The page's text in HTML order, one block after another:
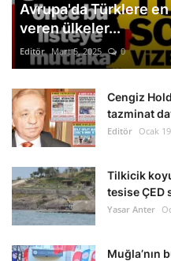
Avrupa'da Türklere
veren ülkeler...
Editör Mart 5, 2025 0
Cengiz
tazminat
Editör Ocak
Tilkicik
tesise ÇED
Yasar Anter
Muğla’nın